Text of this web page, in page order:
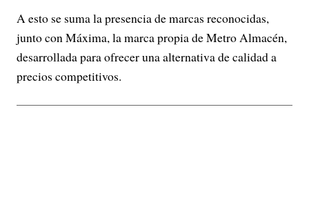
A esto se suma la presencia de marcas reconocidas,
junto con Máxima, la marca propia de Metro Almacén,
desarrollada para ofrecer una alternativa de calidad a
precios competitivos.